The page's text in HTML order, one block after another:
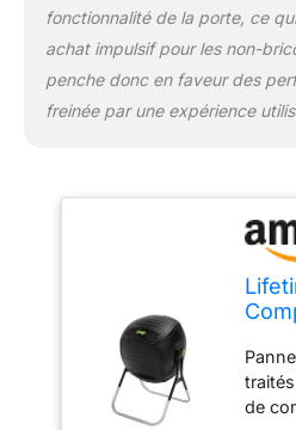
fonctionnalité de la porte, ce
achat impulsif pour les non-
penche donc en faveur des
freinée par une expérience
cm
de